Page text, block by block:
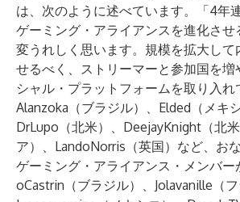
は、次のように述べています。「4年
ゲーミング・アライアンスを進化させ
変うれしく思います。規模を拡大して
せるべく、ストリーマーと参加国を増
シャル・プラットフォームを取り入れ
Alanzoka （ブラジル）、 Elded （メキ
DrLupo （北米）、 DeejayKnight （北
ア）、 LandoNorris （英国）など、お
ゲーミング・アライアンス・メンバー
oCastrin （ブラジル）、 Jolavanille （